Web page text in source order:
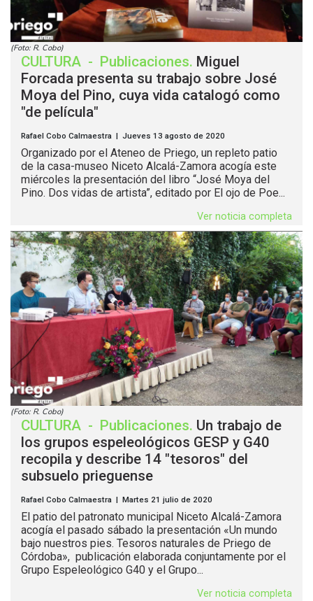
(Foto: R. Cobo)
CULTURA - Publicaciones. Miguel
Forcada presenta su trabajo sobre José
Moya del Pino, cuya vida catalogó como
"de película"
Rafael Cobo Calmaestra | Jueves 13 agosto de 2020
Organizado por el Ateneo de Priego, un repleto patio
de la casa-museo Niceto Alcalá-Zamora acogía este
miércoles la presentación del libro “José Moya del
Pino. Dos vidas de artista”, editado por El ojo de Poe...
Ver noticia completa
(Foto: R. Cobo)
CULTURA - Publicaciones. Un trabajo de
los grupos espeleológicos GESP y G40
recopila y describe 14 "tesoros" del
subsuelo prieguense
Rafael Cobo Calmaestra | Martes 21 julio de 2020
El patio del patronato municipal Niceto Alcalá-Zamora
acogía el pasado sábado la presentación «Un mundo
bajo nuestros pies. Tesoros naturales de Priego de
Córdoba», publicación elaborada conjuntamente por el
Grupo Espeleológico G40 y el Grupo...
Ver noticia completa